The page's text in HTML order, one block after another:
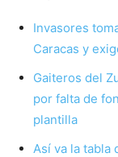
Invasores
Caracas y
Gaiteros del
por falta de
plantilla
Así va la tabla